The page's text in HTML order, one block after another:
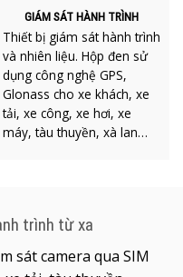
GIÁM SÁT HÀNH TRÌNH
Thiết bị giám sát hành trình
và nhiên liệu. Hộp đen sử
dụng công nghệ GPS,
Glonass cho xe khách, xe
tải, xe công, xe hơi, xe
trình từ xa